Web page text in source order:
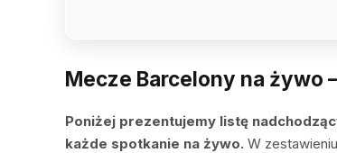
Mecze Barcelony na żywo
Poniżej prezentujemy listę
każde spotkanie na żywo. W